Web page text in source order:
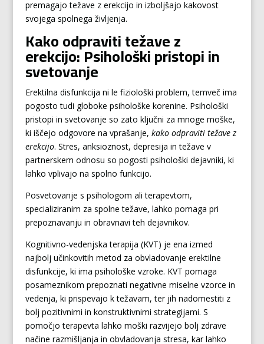
premagajo težave z erekcijo in izboljšajo kakovost
svojega spolnega življenja.
Kako odpraviti težave z
erekcijo: Psihološki pristopi in
svetovanje
Erektilna disfunkcija ni le fiziološki problem, temveč ima
pogosto tudi globoke psihološke korenine. Psihološki
pristopi in svetovanje so zato ključni za mnoge moške,
ki iščejo odgovore na vprašanje, kako odpraviti težave z
erekcijo. Stres, anksioznost, depresija in težave v
partnerskem odnosu so pogosti psihološki dejavniki, ki
lahko vplivajo na spolno funkcijo.
Posvetovanje s psihologom ali terapevtom,
specializiranim za spolne težave, lahko pomaga pri
prepoznavanju in obravnavi teh dejavnikov.
Kognitivno-vedenjska terapija (KVT) je ena izmed
najbolj učinkovitih metod za obvladovanje erektilne
disfunkcije, ki ima psihološke vzroke. KVT pomaga
posameznikom prepoznati negativne miselne vzorce in
vedenja, ki prispevajo k težavam, ter jih nadomestiti z
bolj pozitivnimi in konstruktivnimi strategijami. S
pomočjo terapevta lahko moški razvijejo bolj zdrave
načine razmišljanja in obvladovanja stresa, kar lahko